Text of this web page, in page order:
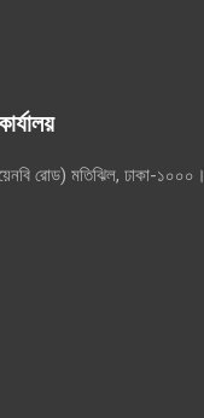
রোড) মতিঝিল, ঢাকা-১০০০।